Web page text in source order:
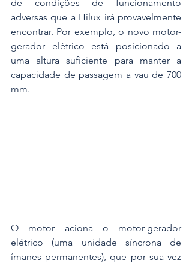
de condições de funcionamento
adversas que a Hilux irá provavelmente
encontrar. Por exemplo, o novo motor-
gerador elétrico está posicionado a
uma altura suficiente para manter a
capacidade de passagem a vau de 700
mm.
O motor aciona o motor-gerador
elétrico (uma unidade síncrona de
ímanes permanentes), que por sua vez